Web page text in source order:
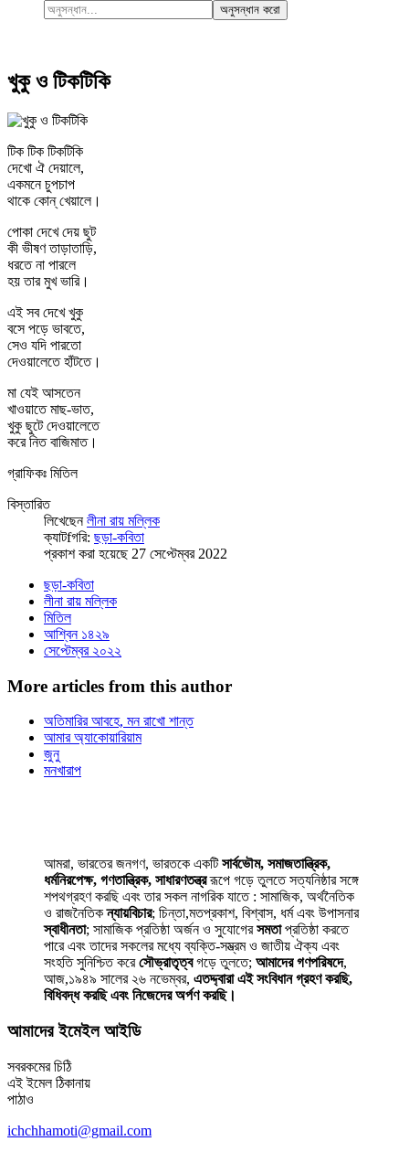
অনুসন্ধান করো
খুকু ও টিকটিকি
টিক টিক টিকটিকি
দেখো ঐ দেয়ালে,
একমনে চুপচাপ
থাকে কোন্ খেয়ালে।
পোকা দেখে দেয় ছুট
কী ভীষণ তাড়াতাড়ি,
ধরতে না পারলে
হয় তার মুখ ভারি।
এই সব দেখে খুকু
বসে পড়ে ভাবতে,
সেও যদি পারতো
দেওয়ালেতে হাঁটতে।
মা যেই আসতেন
খাওয়াতে মাছ-ভাত,
খুকু ছুটে দেওয়ালেতে
করে নিত বাজিমাত।
গ্রাফিকঃ মিতিল
বিস্তারিত
লিখেছেনলীনা রায় মল্লিক
ক্যাটfগরি: ছড়া-কবিতা
প্রকাশ করা হয়েছে 27 সেপ্টেম্বর 2022
ছড়া-কবিতা
লীনা রায় মল্লিক
মিতিল
আশ্বিন ১৪২৯
সেপ্টেম্বর ২০২২
More articles from this author
অতিমারির আবহে, মন রাখো শান্ত
আমার অ্যাকোয়ারিয়াম
জুনু
মনখারাপ
আমরা, ভারতের জনগণ, ভারতকে একটিসার্বভৌম, সমাজতান্ত্রিক,
ধর্মনিরপেক্ষ, গণতান্ত্রিক, সাধারণতন্ত্ররূপে গড়ে তুলতে সত্যনিষ্ঠার সঙ্গে
শপথগ্রহণ করছি এবং তার সকল নাগরিক যাতে : সামাজিক, অর্থনৈতিক
ও রাজনৈতিকন্যায়বিচার; চিন্তা,মতপ্রকাশ, বিশ্বাস, ধর্ম এবং উপাসনার
স্বাধীনতা; সামাজিক প্রতিষ্ঠা অর্জন ও সুযোগেরসমতাপ্রতিষ্ঠা করতে
পারে এবং তাদের সকলের মধ্যে ব্যক্তি-সম্ভ্রম ও জাতীয় ঐক্য এবং
সংহতি সুনিশ্চিত করেসৌভ্রাতৃত্বগড়ে তুলতে; আমাদের গণপরিষদে,
আজ,১৯৪৯ সালের ২৬ নভেম্বর, এতদ্দ্বারা এই সংবিধান গ্রহণ করছি,
বিধিবদ্ধ করছি এবং নিজেদের অর্পণ করছি।
আমাদের ইমেইল আইডি
সবরকমের চিঠি
এই ইমেল ঠিকানায়
পাঠাও
ichchhamoti@gmail.com